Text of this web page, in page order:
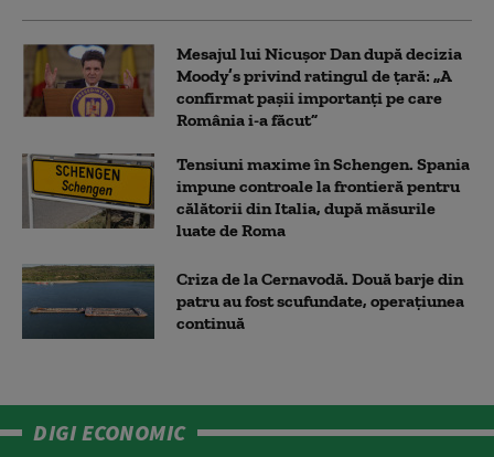
Mesajul lui Nicușor Dan după decizia
Moody’s privind ratingul de țară: „A
confirmat pașii importanți pe care
România i-a făcut”
Tensiuni maxime în Schengen. Spania
impune controale la frontieră pentru
călătorii din Italia, după măsurile
luate de Roma
Criza de la Cernavodă. Două barje din
patru au fost scufundate, operațiunea
continuă
DIGI ECONOMIC